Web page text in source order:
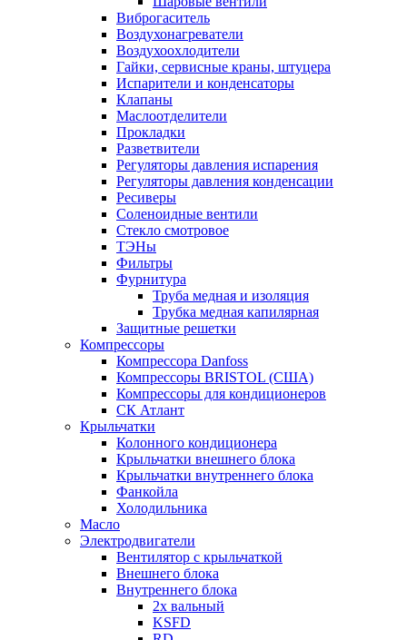
Виброгаситель
Воздухонагреватели
Воздухоохлодители
Гайки, сервисные краны, штуцера
Испарители и конденсаторы
Клапаны
Маслоотделители
Прокладки
Разветвители
Регуляторы давления испарения
Регуляторы давления конденсации
Ресиверы
Соленоидные вентили
Стекло смотровое
ТЭНы
Фильтры
Фурнитура
Труба медная и изоляция
Трубка медная капилярная
Защитные решетки
Компрессоры
Компрессора Danfoss
Компрессоры BRISTOL (США)
Компрессоры для кондиционеров
СК Атлант
Крыльчатки
Колонного кондиционера
Крыльчатки внешнего блока
Крыльчатки внутреннего блока
Фанкойла
Холодильника
Масло
Электродвигатели
Вентилятор с крыльчаткой
Внешнего блока
Внутреннего блока
2х вальный
KSFD